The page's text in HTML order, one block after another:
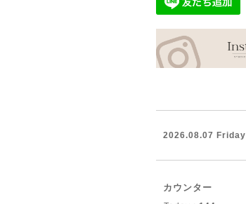
2026.08.07 Friday
カウンター